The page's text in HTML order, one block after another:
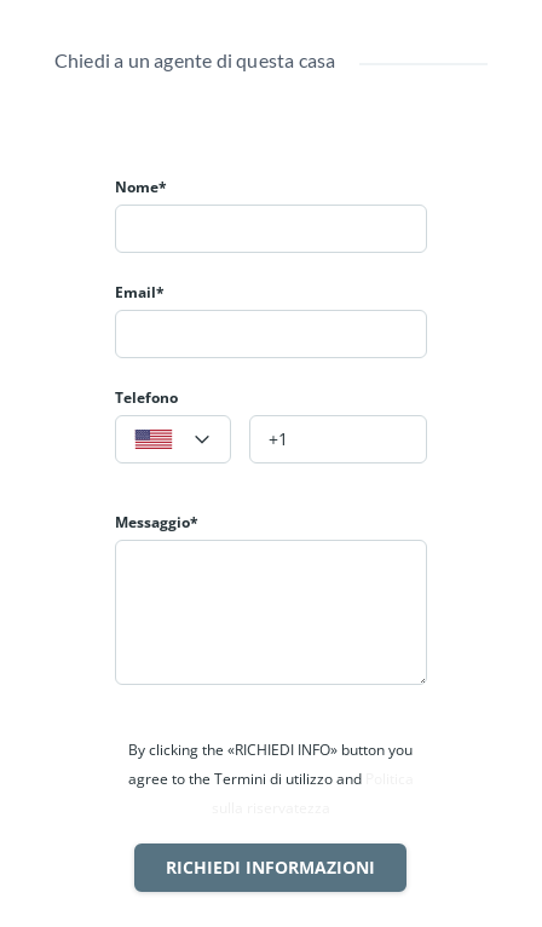
Chiedi a un agente di questa casa
Nome*
Email*
Telefono
Messaggio*
By clicking the «RICHIEDI INFO» button you
agree to the Termini di utilizzo and
RICHIEDI INFORMAZIONI